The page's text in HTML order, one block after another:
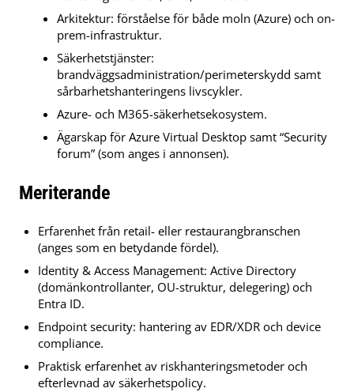
Arkitektur: förståelse för både moln (Azure) och on-
prem-infrastruktur.
Säkerhetstjänster:
brandväggsadministration/perimeterskydd samt
sårbarhetshanteringens livscykler.
Azure- och M365-säkerhetsekosystem.
Ägarskap för Azure Virtual Desktop samt “Security
forum” (som anges i annonsen).
Meriterande
Erfarenhet från retail- eller restaurangbranschen
(anges som en betydande fördel).
Identity & Access Management: Active Directory
(domänkontrollanter, OU-struktur, delegering) och
Entra ID.
Endpoint security: hantering av EDR/XDR och device
compliance.
Praktisk erfarenhet av riskhanteringsmetoder och
efterlevnad av säkerhetspolicy.